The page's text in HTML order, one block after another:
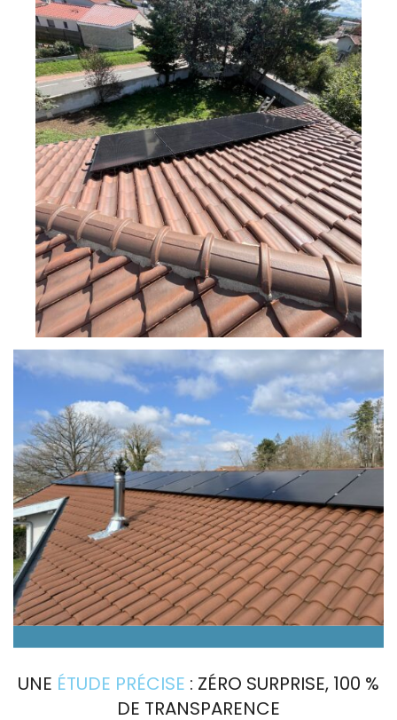
UNE ÉTUDE PRÉCISE : ZÉRO SURPRISE, 100 %
DE TRANSPARENCE